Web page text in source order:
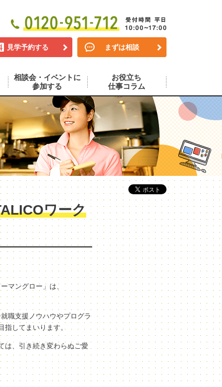
見学予約する まずは相談
相談会・イベントに
参加する
お役立ち
仕事コラム
ワーク
マングロー」は、
職支援ノウハウやプログラ
指してまいります。
は、引き続き変わらぬご愛